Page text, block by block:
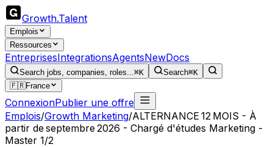
Growth.Talent
Emplois
Ressources
EntreprisesIntegrationsAgentsNewDocs
Search jobs, companies, roles...⌘K Search⌘K
🇫🇷France
ConnexionPublier une offre
Emplois/Growth Marketing/ALTERNANCE 12 MOIS - À
partir de septembre 2026 - Chargé d'études Marketing -
Master 1/2